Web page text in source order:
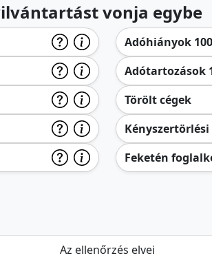
vonja egybe
Adóhiányok
Adótartozások
Törölt cégek
Feketén
Az ellenőrzés elvei